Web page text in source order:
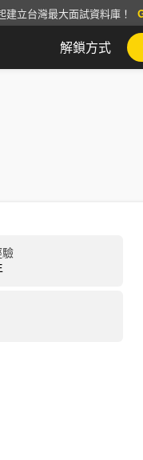
立台灣最大面試資料庫！
解鎖方式